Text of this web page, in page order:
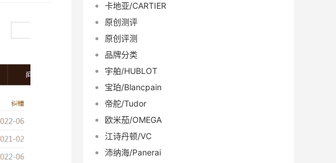
卡地亚/CARTIER
原创测评
原创评测
品牌分类
宇舶/HUBLOT
宝珀/Blancpain
帝舵/Tudor
欧米茄/OMEGA
江诗丹顿/VC
沛纳海/Panerai